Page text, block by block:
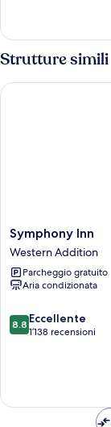
Impaired
Access
Room,
Roll-
DBL
Bed,
Mobility
and
Hearing
Strutture simili
Symphony
Inn
Western
Addition
Symphony Inn
Western Addition
Parcheggio gratuito
Aria condizionata
8.8
su
8.8 Eccellente
1’138 recensioni
Symphony Inn